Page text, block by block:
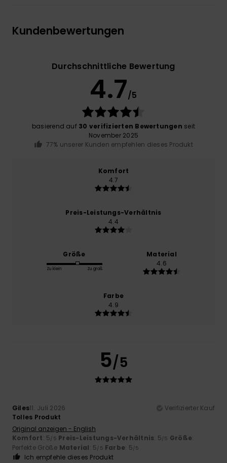
Kundenbewertungen
Durchschnittliche Bewertung
4.7/5
basierend auf 30 verifizierten Bewertungen seit
November 2025
77% unserer Kunden empfehlen dieses Produkt
Komfort
4.7
Preis-Leistungs-Verhältnis
4.4
Größe
Zu klein Zu groß
Material
4.6
Farbe
4.9
5/5
Giles11. Juli 2026
Verifizierter Kauf
Tolles Produkt
Original anzeigen - English
Komfort: 5/5 Preis-Leistungs-Verhältnis: 5/5 Größe:
Perfekte Größe Material: 5/5 Farbe: 5/5
Ich empfehle dieses Produkt